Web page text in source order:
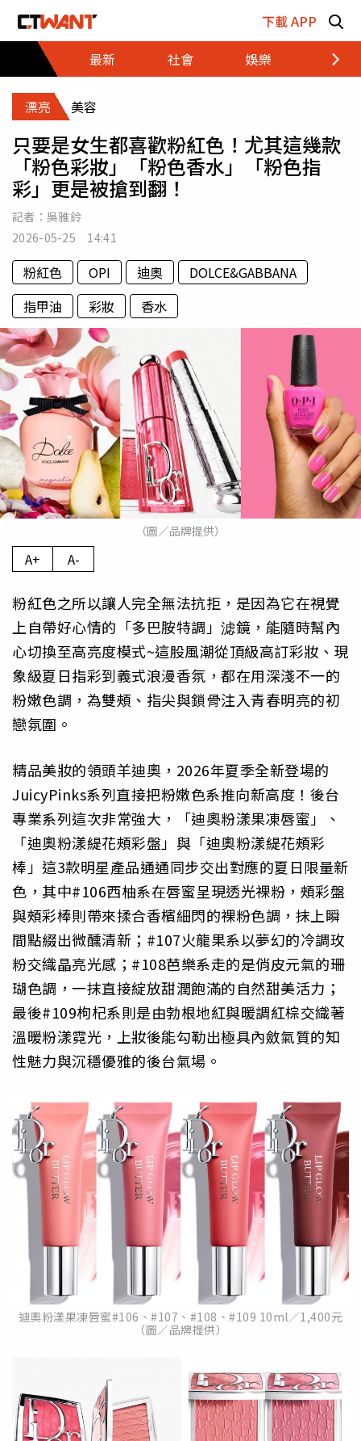
下載 APP
最新
社會 娛樂 財經
漂亮 美容
只要是女生都喜歡粉紅色！尤其這幾款
「粉色彩妝」「粉色香水」「粉色指
彩」更是被搶到翻！
記者： 吳雅鈴
2026-05-25 14:41
粉紅色 OPI 迪奧
DOLCE&GABBANA
指甲油
彩妝 香水
（圖／品牌提供）
A+ A-
粉紅色之所以讓人完全無法抗拒，是因為它在視覺
上自帶好心情的「多巴胺特調」滤鏡，能隨時幫內
心切換至高亮度模式~這股風潮從頂級高訂彩妝、現
象級夏日指彩到義式浪漫香氛，都在用深淺不一的
粉嫩色調，為雙頰、指尖與鎖骨注入青春明亮的初
戀氛圍。
精品美妝的領頭羊迪奧，2026年夏季全新登場的
JuicyPinks系列直接把粉嫩色系推向新高度！後台
專業系列這次非常強大，「迪奧粉漾果凍唇蜜」、
「迪奧粉漾緹花頰彩盤」與「迪奧粉漾緹花頰彩
棒」這3款明星產品通通同步交出對應的夏日限量新
色，其中#106西柚系在唇蜜呈現透光裸粉，頰彩盤
與頰彩棒則帶來揉合香檳細閃的裸粉色調，抹上瞬
間點綴出微醺清新；#107火龍果系以夢幻的冷調玫
粉交織晶亮光感；#108芭樂系走的是俏皮元氣的珊
瑚色調，一抹直接綻放甜潤飽滿的自然甜美活力；
最後#109枸杞系則是由勃根地紅與暖調紅棕交織著
溫暖粉漾霓光，上妝後能勾勒出極具內斂氣質的知
性魅力與沉穩優雅的後台氣場。
迪奧粉漾果凍唇蜜#106、#107、#108、#109 10ml／1,400元
（圖／品牌提供）